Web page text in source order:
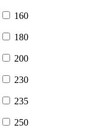
160
180
200
230
235
250